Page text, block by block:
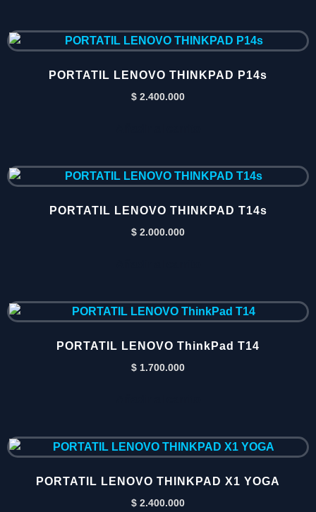
PORTATIL LENOVO THINKPAD P14s
$ 2.400.000
PORTATIL LENOVO THINKPAD T14s
$ 2.000.000
PORTATIL LENOVO ThinkPad T14
$ 1.700.000
PORTATIL LENOVO THINKPAD X1 YOGA
$ 2.400.000